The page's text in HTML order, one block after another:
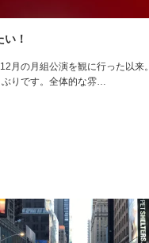
！
の月組公演を観に行った以来。
ぶりです。全体的な雰…